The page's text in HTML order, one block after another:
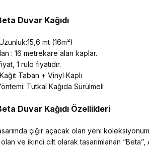
Duvar Kağıdı
mt (16m²)
: 16 metrekare alan kaplar.
1 rulo fiyatıdır.
Taban + Vinyl Kaplı
Tutkal Kağıda Sürülmeli
Duvar Kağıdı Özellikleri
çığır açacak olan yeni
ve ikinci cilt olarak tasarımlanan